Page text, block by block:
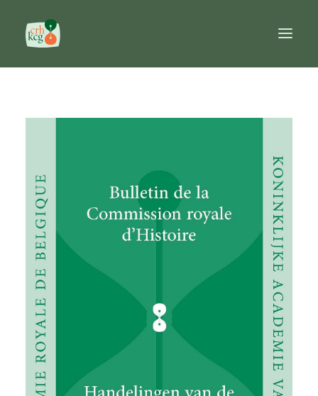
Publications
Banques de données
Ouvrages de référence
FR
NL